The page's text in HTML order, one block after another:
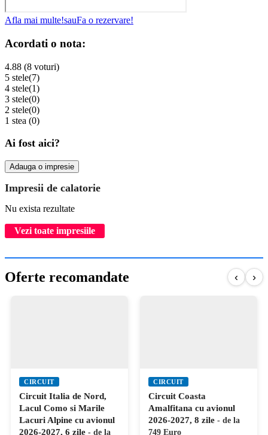
Afla mai multe!sauFa o rezervare!
Acordati o nota:
4.88 (8 voturi)
5 stele(7)
4 stele(1)
3 stele(0)
2 stele(0)
1 stea (0)
Ai fost aici?
Adauga o impresie
Impresii de calatorie
Nu exista rezultate
Vezi toate impresiile
Oferte recomandate ‹ ›
CIRCUIT
Circuit Italia de Nord,
Lacul Como si Marile
Lacuri Alpine cu avionul
2026-2027, 6 zile - de la
CIRCUIT
Circuit Coasta
Amalfitana cu avionul
2026-2027, 8 zile - de la
749 Euro